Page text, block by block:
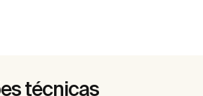
técnicas